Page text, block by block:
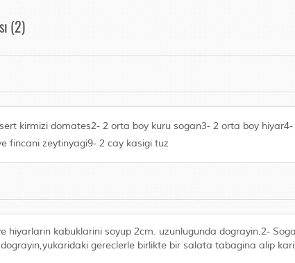
(2)
kirmizi domates2- 2 orta boy kuru sogan3- 2 orta boy
fincani zeytinyagi9- 2 cay kasigi tuz
hiyarlarin kabuklarini soyup 2cm. uzunlugunda dograyin.2-
gereclerle birlikte bir salata tabagina alip